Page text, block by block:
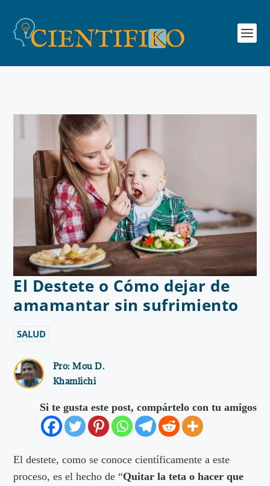
El Destete o Cómo dejar de
amamantar sin sufrimiento
SALUD
Pro:Mou D.
Khamlichi
Si te gusta este post, compártelo con tu amigos
El destete, como se conoce científicamente a este
proceso, es el hecho de “Quitar la teta o hacer que